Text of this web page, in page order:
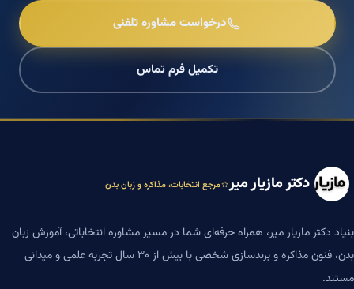
درخواست مشاوره تلفنی
تکمیل فرم تماس
دکتر مازیار میر مرجع انتخابات، مذاکره و زبان بدن
بنیاد دکتر مازیار میر، همراه حرفه‌ای شما در مسیر مشاوره انتخاباتی، آموزش زبان
بدن، فنون مذاکره و برندسازی شخصی با بیش از ۳۰ سال تجربه علمی و میدانی
مستند.